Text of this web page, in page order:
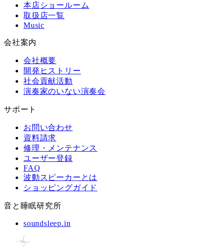
本店ショールーム
取扱店一覧
Music
会社案内
会社概要
開発ヒストリー
社会貢献活動
演奏家のいない演奏会
サポート
お問い合わせ
資料請求
修理・メンテナンス
ユーザー登録
FAQ
波動スピーカーとは
ショッピングガイド
音と睡眠研究所
soundsleep.in